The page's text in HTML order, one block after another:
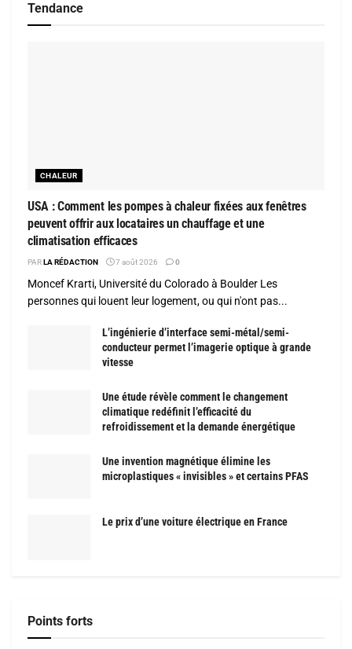
Tendance
CHALEUR
USA : Comment les pompes à chaleur fixées aux fenêtres
peuvent offrir aux locataires un chauffage et une
climatisation efficaces
PARLA RÉDACTION 7 août 2026 0
Moncef Krarti, Université du Colorado à Boulder Les
personnes qui louent leur logement, ou qui n'ont pas...
L’ingénierie d’interface semi-métal/semi-
conducteur permet l’imagerie optique à grande
vitesse
Une étude révèle comment le changement
climatique redéfinit l’efficacité du
refroidissement et la demande énergétique
Une invention magnétique élimine les
microplastiques « invisibles » et certains PFAS
Le prix d’une voiture électrique en France
Points forts